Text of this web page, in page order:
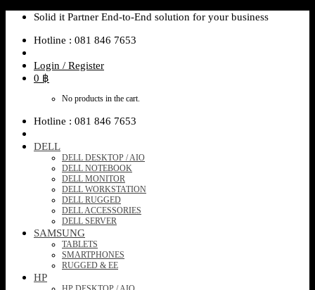
Skip
content
Solid it Partner End-to-End solution for your business
Hotline : 081 846 7653
Login / Register
0 ฿
No products in the cart.
Hotline : 081 846 7653
DELL
DELL DESKTOP / AIO
DELL NOTEBOOK
DELL MONITOR
DELL WORKSTATION
DELL RUGGED
DELL ACCESSORIES
DELL SERVER
SAMSUNG
TABLETS
SMARTPHONES
RUGGED & EE
HP